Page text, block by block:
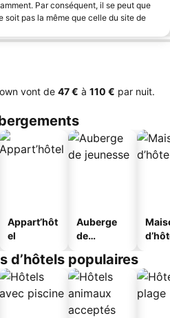
Par conséquent, il se peut que
soit pas la même que celle du site de
vont de ‎47 € à ‎110 € par nuit.
Appart’hôt
el
Auberge
de
d’hôtels populaires